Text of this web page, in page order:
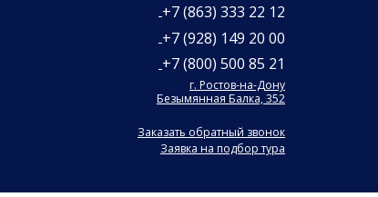
+7 (863) 333 22 12
+7 (928) 149 20 00
+7 (800) 500 85 21
г. Ростов-на-Дону
Безымянная Балка, 352
Заказать обратный звонок
Заявка на подбор тура